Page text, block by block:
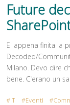
Future
E' appena finita la
Decoded/
Milano. Devo dire
bene. C'erano un
IT Eventi